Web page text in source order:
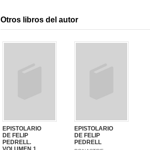
Otros libros del autor
EPISTOLARIO
DE FELIP
PEDRELL.
EPISTOLARIO
DE FELIP
PEDRELL